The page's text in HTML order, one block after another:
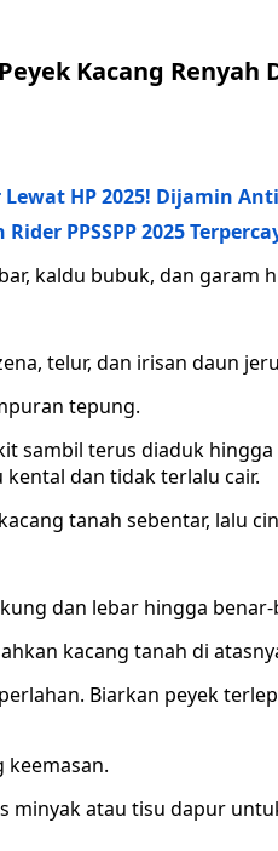
Kacang Renyah
HP 2025! Dijamin
PPSSPP 2025
kaldu bubuk, dan garam
telur, dan irisan daun
tepung.
sambil terus diaduk
dan tidak terlalu cair.
tanah sebentar, lalu
dan lebar hingga
kacang tanah di
Biarkan peyek
keemasan.
minyak atau tisu dapur